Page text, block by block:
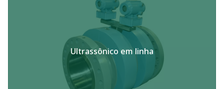
Ultrassônico em linha​